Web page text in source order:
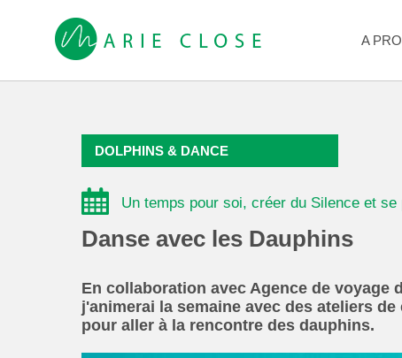
A
DOLPHINS & DANCE
Un temps pour soi, créer du Silence et
Danse avec les Dauphins
En collaboration avec Agence de voyage
j'animerai la semaine avec des ateliers
pour aller à la rencontre des dauphins.